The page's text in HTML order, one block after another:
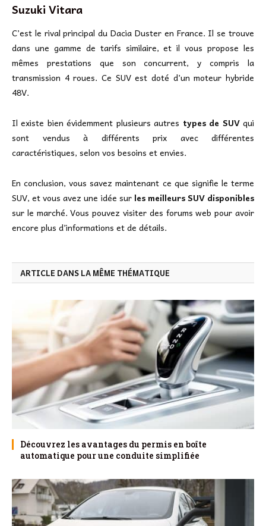
Suzuki Vitara
C’est le rival principal du Dacia Duster en France. Il se trouve
dans une gamme de tarifs similaire, et il vous propose les
mêmes prestations que son concurrent, y compris la
transmission 4 roues. Ce SUV est doté d’un moteur hybride
48V.
Il existe bien évidemment plusieurs autres types de SUVqui
sont vendus à différents prix avec différentes
caractéristiques, selon vos besoins et envies.
En conclusion, vous savez maintenant ce que signifie le terme
SUV, et vous avez une idée sur les meilleurs SUV disponibles
sur le marché. Vous pouvez visiter des forums web pour avoir
encore plus d’informations et de détails.
ARTICLE DANS LA MÊME THÉMATIQUE
Découvrez les avantages du permis en boîte
automatique pour une conduite simplifiée